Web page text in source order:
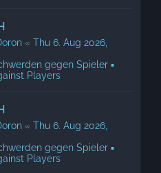
« Thu 6. Aug 2026,
gegen Spieler ▪
Players
« Thu 6. Aug 2026,
gegen Spieler ▪
Players